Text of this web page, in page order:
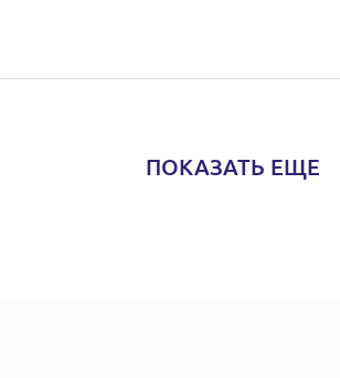
ПОКАЗАТЬ ЕЩЕ